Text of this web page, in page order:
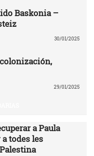
Baskonia –
30/01/2025
29/01/2025
a Paula
todes les